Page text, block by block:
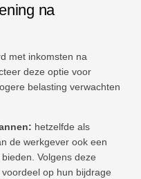
na
met inkomsten na
deze optie voor
belasting verwachten
hetzelfde als
de werkgever ook een
Volgens deze
op hun bijdrage